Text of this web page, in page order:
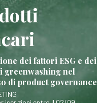
dei fattori ESG e dei
greenwashing nel
di product governance